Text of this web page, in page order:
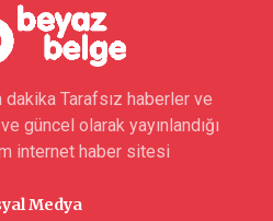
Tarafsız haberler ve
güncel olarak yayınlandığı
internet haber sitesi
Medya